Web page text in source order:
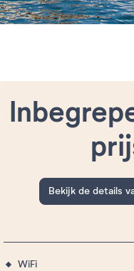
Bekijk de details
WiFi